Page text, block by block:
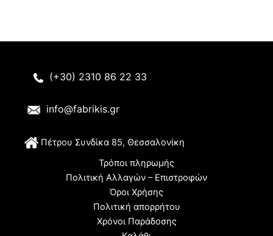
(+30) 2310 86 22 33
info@fabrikis.gr
Πέτρου Συνδίκα 85, Θεσσαλονίκη
Τρόποι πληρωμής
Πολιτική Αλλαγών – Επιστροφών
Όροι Χρήσης
Πολιτική απορρήτου
Χρόνοι Παράδοσης